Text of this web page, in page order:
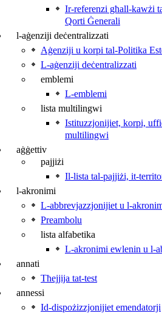
Ir-referenzi għall-kawżi
Qorti Ġenerali
l-aġenziji deċentralizzati
Aġenziji u korpi tal-Politika
L-aġenziji deċentralizzati
emblemi
L-emblemi
lista multilingwi
Istituzzjonijiet, korpi,
multilingwi
aġġettiv
pajjiżi
Il-lista tal-pajjiżi,
l-akronimi
L-abbrevjazzjonijiet u
Preambolu
lista alfabetika
L-akronimi ewlenin u
annati
Tħejjija tat‑test
annessi
Id-dispożizzjonijiet emendatorji